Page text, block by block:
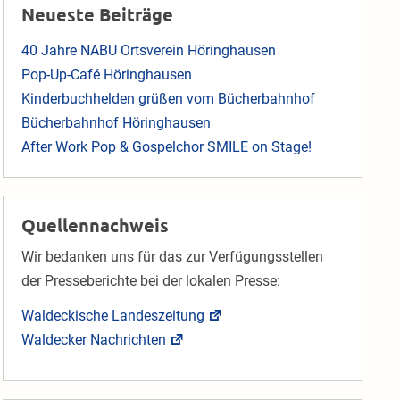
Neueste Beiträge
40 Jahre NABU Ortsverein Höringhausen
Pop-Up-Café Höringhausen
Kinderbuchhelden grüßen vom Bücherbahnhof
Bücherbahnhof Höringhausen
After Work Pop & Gospelchor SMILE on Stage!
Quellennachweis
Wir bedanken uns für das zur Verfügungsstellen
der Presseberichte bei der lokalen Presse:
Waldeckische Landeszeitung
Waldecker Nachrichten